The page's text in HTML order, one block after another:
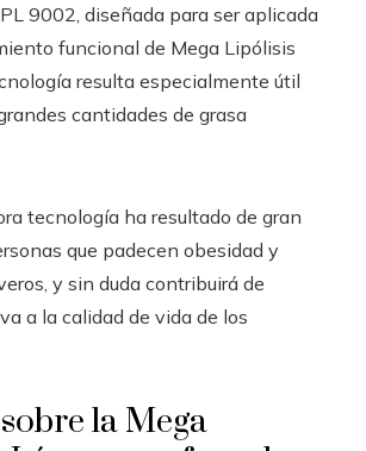
9002, diseñada para ser aplicada
funcional de Mega Lipólisis
resulta especialmente útil
cantidades de grasa
tecnología ha resultado de gran
que padecen obesidad y
y sin duda contribuirá de
a la calidad de vida de los
la Mega